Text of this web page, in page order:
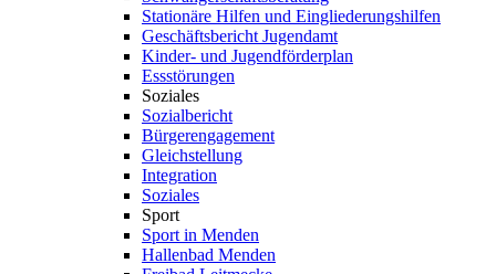
Stationäre Hilfen und Eingliederungshilfen
Geschäftsbericht Jugendamt
Kinder- und Jugendförderplan
Essstörungen
Soziales
Sozialbericht
Bürgerengagement
Gleichstellung
Integration
Soziales
Sport
Sport in Menden
Hallenbad Menden